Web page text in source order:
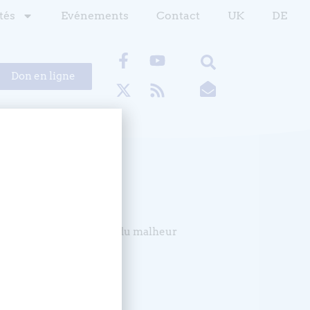
Evénements Contact UK DE
Don en ligne
qui les anime, du malheur